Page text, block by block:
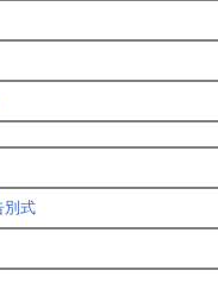
別式